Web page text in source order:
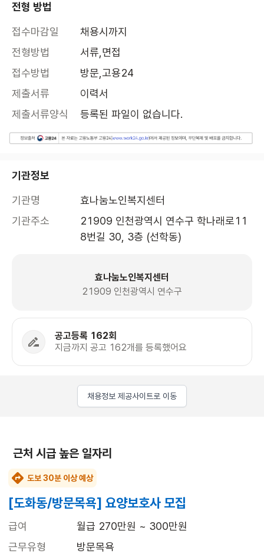
전형 방법
접수마감일
채용시까지
전형방법
서류,면접
접수방법
방문,고용24
제출서류
이력서
제출서류양식
등록된 파일이 없습니다.
기관정보
기관명
효나눔노인복지센터
기관주소
21909 인천광역시 연수구 학나래로11
8번길 30, 3층 (선학동)
효나눔노인복지센터
21909 인천광역시 연수구
공고등록 162회
지금까지 공고 162개를 등록했어요
채용정보 제공사이트로 이동
근처 시급 높은 일자리
도보 30분 이상 예상
[도화동/방문목욕] 요양보호사 모집
급여
월급 270만원 ~ 300만원
근무유형
방문목욕